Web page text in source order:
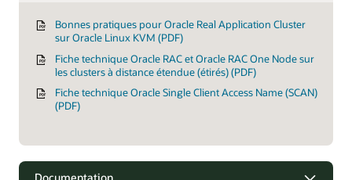
Bonnes pratiques pour Oracle Real Application Cluster
sur Oracle Linux KVM (PDF)
Fiche technique Oracle RAC et Oracle RAC One Node sur
les clusters à distance étendue (étirés) (PDF)
Fiche technique Oracle Single Client Access Name (SCAN)
(PDF)